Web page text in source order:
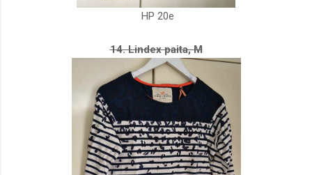
HP 20e
14. Lindex paita, M